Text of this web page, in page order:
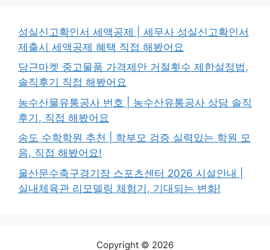
성실신고확인서 세액공제 | 세무사 성실신고확인서
제출시 세액공제 혜택 직접 해봤어요
당근마켓 중고물품 가격제안 거절횟수 제한설정법,
솔직후기 직접 해봤어요
농수산물유통공사 번호 | 농수산유통공사 상담 솔직
후기, 직접 해봤어요
송도 수학학원 추천 | 학부모 검증 실력있는 학원 모
음, 직접 해봤어요!
울산문수축구경기장 스포츠센터 2026 시설안내 |
실내체육관 리모델링 체험기, 기대되는 변화!
Copyright © 2026